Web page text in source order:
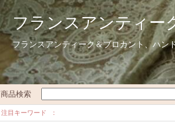
フランスアンティー
フランスアンティーク＆ブロカント、ハン
商品検索
注目キーワード